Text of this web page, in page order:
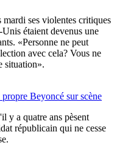
ses violentes critiques
étaient devenus une
«Personne ne peut
avec cela? Vous ne
situation».
Beyoncé sur scène
y a quatre ans pèsent
républicain qui ne cesse